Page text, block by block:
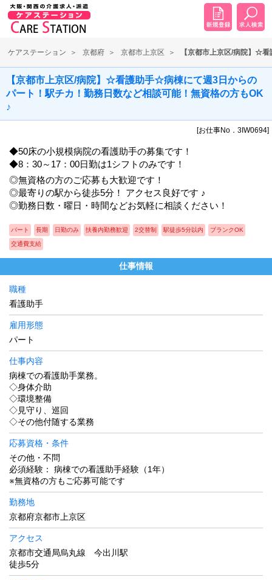
ケアステーション 京都府 京都市上京区 【京都市上京区/病院】☆
【京都市上京区/病院】☆看護助手☆病棟にて週3日からの
パート！駅チカ！勤務日数など相談可能！無資格の方もOK
♪
[お仕事No．3IW0694]
◆50床の小規模病院の看護助手の募集です！
◆8：30～17：00日勤は1シフトのみです！
◎無資格の方のご応募も大歓迎です！
◎最寄りの駅から徒歩5分！ アクセス良好です ♪
◎勤務日数・曜日・時間などお気軽に相談ください！
パート 長期 日勤のみ 扶養内勤務歓迎 2交替制 駅徒歩5分以内 ブランクOK
交通費支給
仕事情報
職種
看護助手
雇用形態
パート
仕事内容
病棟での看護助手業務。
◇身体介助
◇環境整備
◇見守り、巡回
◇その他付随する業務
応募資格・条件
その他・不問
必須経験： 病棟での看護助手経験（1年）
※無資格の方もご応募可能です
勤務地
京都府京都市上京区
アクセス
京都市交通局烏丸線 今出川駅
徒歩5分